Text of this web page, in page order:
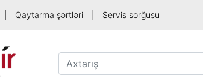
Qaytarma şərtləri Servis sorğusu